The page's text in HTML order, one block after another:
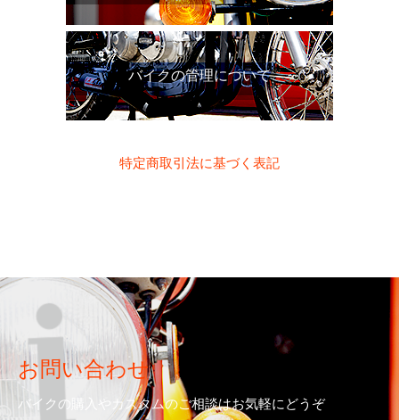
バイクの管理について
特定商取引法に基づく表記
お問い合わせ
バイクの購入やカスタムのご相談はお気軽にどうぞ